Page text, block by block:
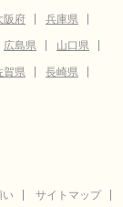
阪府
兵庫県
広島県
山口県
賀県
長崎県
い サイトマップ